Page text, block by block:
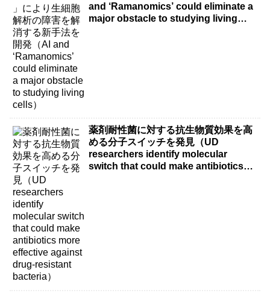
and ‘Ramanomics’ could eliminate a
major obstacle to studying living
薬剤耐性菌に対する抗生物質効果を高
める分子スイッチを発見（UD
researchers identify molecular
switch that could make antibiotics